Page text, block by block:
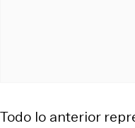
Todo lo anterior